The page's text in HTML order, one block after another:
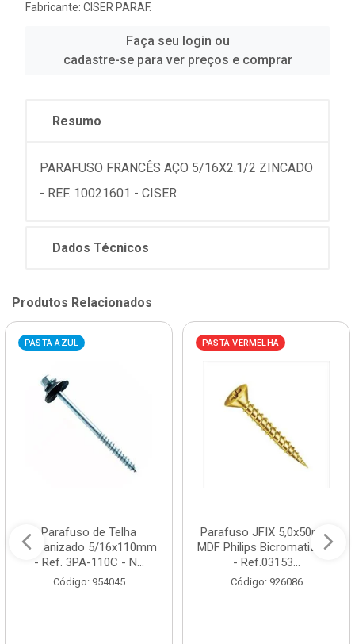
Fabricante: CISER PARAF.
Faça seu login ou
cadastre-se para ver preços e comprar
Resumo
PARAFUSO FRANCÊS AÇO 5/16X2.1/2 ZINCADO
- REF. 10021601 - CISER
Dados Técnicos
Produtos Relacionados
PASTA AZUL
Parafuso de Telha
Galvanizado 5/16x110mm
- Ref. 3PA-110C - N...
Código: 954045
PASTA VERMELHA
Parafuso JFIX 5,0x50mm
MDF Philips Bicromatizado
- Ref.03153...
Código: 926086